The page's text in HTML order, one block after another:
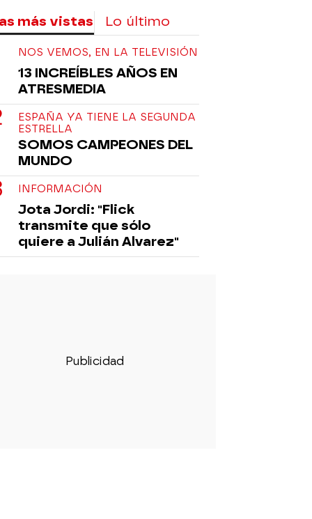
más vistas Lo último
NOS VEMOS, EN LA TELEVISIÓN
13 INCREÍBLES AÑOS EN
ATRESMEDIA
ESPAÑA YA TIENE LA SEGUNDA
ESTRELLA
SOMOS CAMPEONES DEL
MUNDO
INFORMACIÓN
Jota Jordi: "Flick
transmite que sólo
quiere a Julián Alvarez"